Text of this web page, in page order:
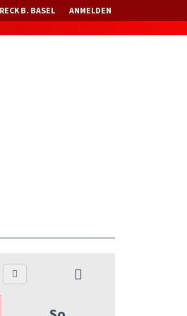
B. BASEL ANMELDEN